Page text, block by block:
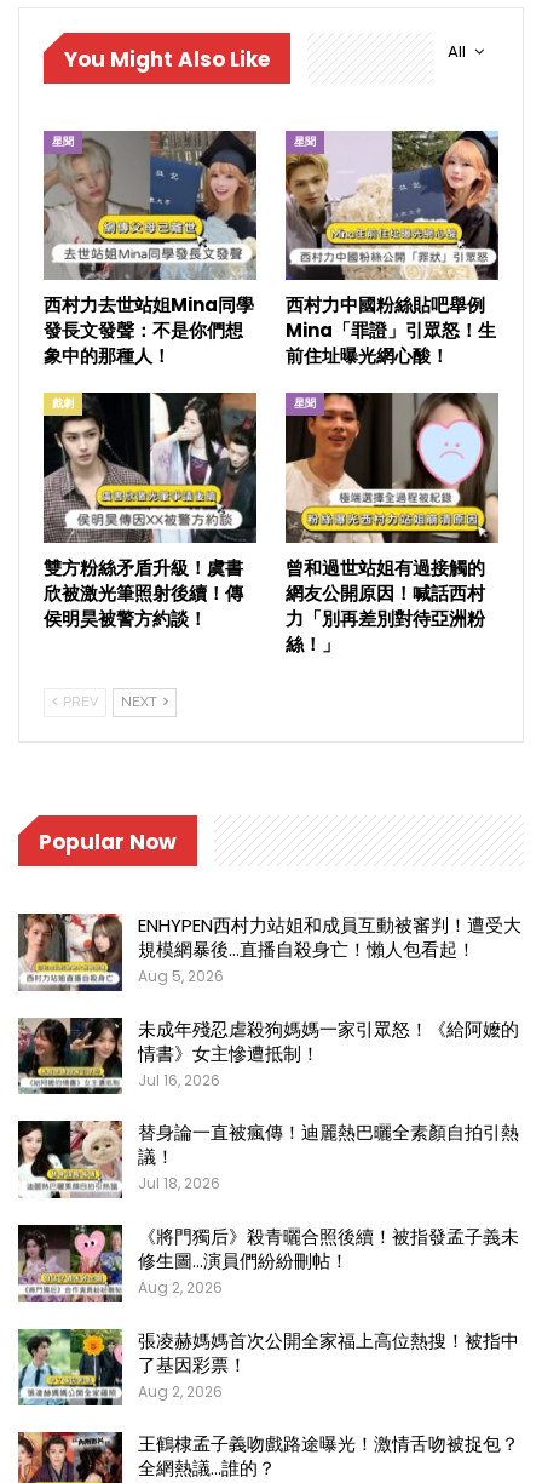
All
You Might Also Like
星聞
西村力去世站姐Mina同學
發長文發聲：不是你們想
象中的那種人！
星聞
西村力中國粉絲貼吧舉例
Mina「罪證」引眾怒！生
前住址曝光網心酸！
戲劇
雙方粉絲矛盾升級！虞書
欣被激光筆照射後續！傳
侯明昊被警方約談！
星聞
曾和過世站姐有過接觸的
網友公開原因！喊話西村
力「別再差別對待亞洲粉
絲！」
PREV NEXT
Popular Now
ENHYPEN西村力站姐和成員互動被審判！遭受大
規模網暴後…直播自殺身亡！懶人包看起！
Aug 5, 2026
未成年殘忍虐殺狗媽媽一家引眾怒！《給阿嬤的
情書》女主慘遭抵制！
Jul 16, 2026
替身論一直被瘋傳！迪麗熱巴曬全素顏自拍引熱
議！
Jul 18, 2026
《將門獨后》殺青曬合照後續！被指發孟子義未
修生圖…演員們紛紛刪帖！
Aug 2, 2026
張凌赫媽媽首次公開全家福上高位熱搜！被指中
了基因彩票！
Aug 2, 2026
王鶴棣孟子義吻戲路途曝光！激情舌吻被捉包？
全網熱議…誰的？